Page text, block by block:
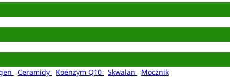
Ceramidy Koenzym Q10 Skwalan
Mocznik